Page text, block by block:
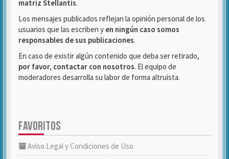
matriz Stellantis.
Los mensajes publicados reflejan la opinión personal de los
usuarios que las escriben y en ningún caso somos
responsables de sus publicaciones.
En caso de existir algún contenido que deba ser retirado,
por favor, contactar con nosotros. El equipo de
moderadores desarrolla su labor de forma altruista.
FAVORITOS
Aviso Legal y Condiciones de Uso